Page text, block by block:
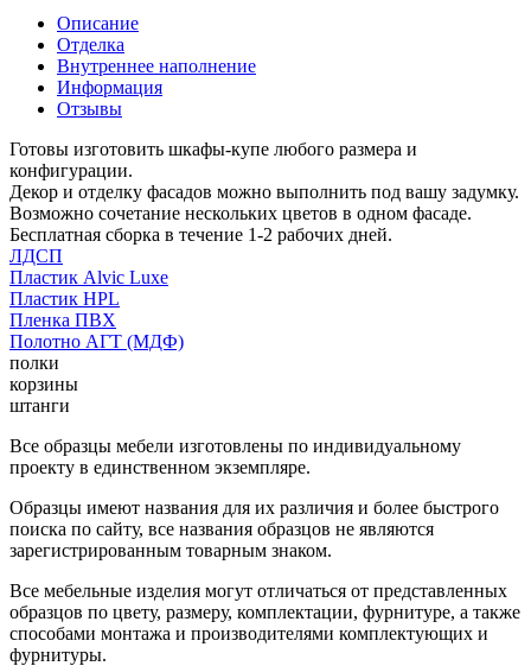
Описание
Отделка
Внутреннее наполнение
Информация
Отзывы
Готовы изготовить шкафы-купе любого размера и
конфигурации.
Декор и отделку фасадов можно выполнить под вашу задумку.
Возможно сочетание нескольких цветов в одном фасаде.
Бесплатная сборка в течение 1-2 рабочих дней.
ЛДСП
Пластик Alvic Luxe
Пластик HPL
Пленка ПВХ
Полотно АГТ (МДФ)
полки
корзины
штанги
Все образцы мебели изготовлены по индивидуальному
проекту в единственном экземпляре.
Образцы имеют названия для их различия и более быстрого
поиска по сайту, все названия образцов не являются
зарегистрированным товарным знаком.
Все мебельные изделия могут отличаться от представленных
образцов по цвету, размеру, комплектации, фурнитуре, а также
способами монтажа и производителями комплектующих и
фурнитуры.